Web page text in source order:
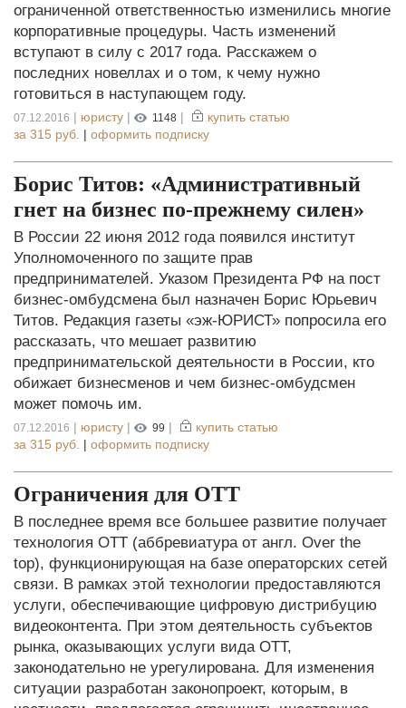
ограниченной ответственностью изменились многие
корпоративные процедуры. Часть изменений
вступают в силу с 2017 года. Расскажем о
последних новеллах и о том, к чему нужно
готовиться в наступающем году.
07.12.2016 | юристу | 1148 |
купить статью
за 315 руб. | оформить подписку
Борис Титов: «Административный
гнет на бизнес по-прежнему силен»
В России 22 июня 2012 года появился институт
Уполномоченного по защите прав
предпринимателей. Указом Президента РФ на пост
бизнес-омбудсмена был назначен Борис Юрьевич
Титов. Редакция газеты «эж-ЮРИСТ» попросила его
рассказать, что мешает развитию
предпринимательской деятельности в России, кто
обижает бизнесменов и чем бизнес-омбудсмен
может помочь им.
07.12.2016 | юристу | 99 |
купить статью
за 315 руб. | оформить подписку
Ограничения для ОТТ
В последнее время все большее развитие получает
технология ОТТ (аббревиатура от англ. Over the
top), функционирующая на базе операторских сетей
связи. В рамках этой технологии предоставляются
услуги, обеспечивающие цифровую дистрибуцию
видеоконтента. При этом деятельность субъектов
рынка, оказывающих услуги вида ОТТ,
законодательно не урегулирована. Для изменения
ситуации разработан законопроект, которым, в